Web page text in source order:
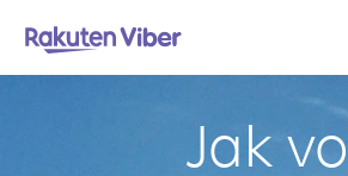
Jak